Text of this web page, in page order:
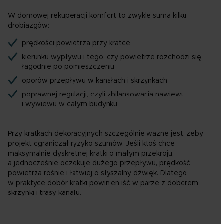
W domowej rekuperacji komfort to zwykle suma kilku
drobiazgów:
prędkości powietrza przy kratce
kierunku wypływu i tego, czy powietrze rozchodzi się
łagodnie po pomieszczeniu
oporów przepływu w kanałach i skrzynkach
poprawnej regulacji, czyli zbilansowania nawiewu
i wywiewu w całym budynku
Przy kratkach dekoracyjnych szczególnie ważne jest, żeby
projekt ograniczał ryzyko szumów. Jeśli ktoś chce
maksymalnie dyskretnej kratki o małym przekroju,
a jednocześnie oczekuje dużego przepływu, prędkość
powietrza rośnie i łatwiej o słyszalny dźwięk. Dlatego
w praktyce dobór kratki powinien iść w parze z doborem
skrzynki i trasy kanału.